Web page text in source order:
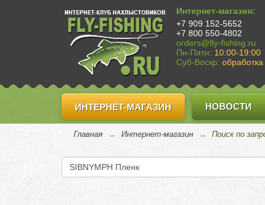
Интернет-магазин:
+7 909 152-5652
+7 800 550-4802
orders@fly-fishing.ru
Пн-Пятн: 10:00-19:00
Суб-Воскр: обработка
ИНТЕРНЕТ-МАГАЗИН НОВОСТИ
Главная → Интернет-магазин → Поиск по